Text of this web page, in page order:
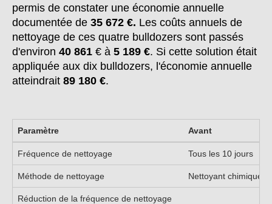
permis de constater une économie annuelle
documentée de 35 672 €. Les coûts annuels de
nettoyage de ces quatre bulldozers sont passés
d'environ 40 861 € à 5 189 €. Si cette solution était
appliquée aux dix bulldozers, l'économie annuelle
atteindrait 89 180 €.
Paramètre Avant
Fréquence de nettoyage Tous les 10 jours
Méthode de nettoyage Nettoyant chimique
Réduction de la fréquence de nettoyage